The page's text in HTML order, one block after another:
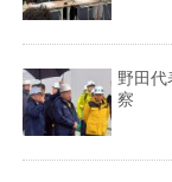
野田代
察